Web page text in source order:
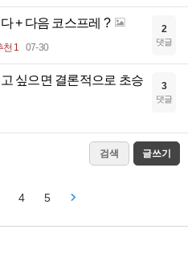
+ 다음 코스프레 ?
천 1 07-30
2
댓글
싶으면 결론적으로 초승
3
댓글
검색 글쓰기
4 5